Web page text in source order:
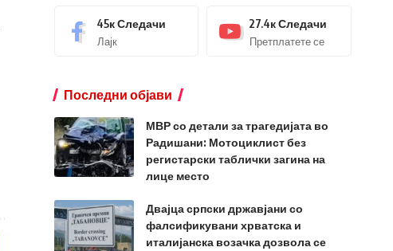
45кСледачи
Лајк
27.4кСледачи
Претплатете се
Последни објави
МВР со детали за трагедијата во
Радишани: Мотоциклист без
регистарски таблички загина на
лице место
Двајца српски државјани со
фалсификувани хрватска и
италијанска возачка дозвола се